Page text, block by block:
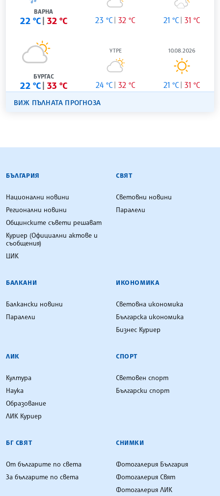
ВАРНА
22 °C 32 °C 23 °C 32 °C 21 °C 31 °C
БУРГАС
22 °C 33 °C
УТРЕ
24 °C 32 °C
10.08.2026
21 °C 31 °C
ВИЖ ПЪЛНАТА ПРОГНОЗА
БЪЛГАРСКА ТЕЛЕГРАФНА АГЕНЦИЯ
БЪЛГАРИЯ
Национални новини
Регионални новини
Общинските съвети решават
Куриер (Официални актове и
съобщения)
ЦИК
СВЯТ
Световни новини
Паралели
БАЛКАНИ
Балкански новини
Паралели
ИКОНОМИКА
Световна икономика
Българска икономика
Бизнес Куриер
ЛИК
Култура
Наука
Образование
ЛИК Куриер
СПОРТ
Световен спорт
Български спорт
БГ СВЯТ
От българите по света
За българите по света
СНИМКИ
Фотогалерия България
Фотогалерия Свят
Фотогалерия ЛИК